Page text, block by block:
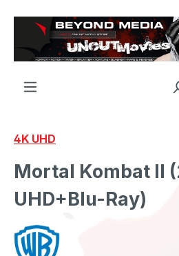
Zum Hauptinhalt springen
4K UHD
Mortal Kombat II
UHD+Blu-Ray)